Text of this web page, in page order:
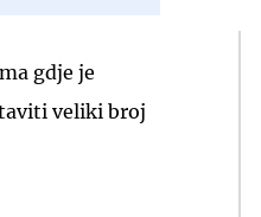
gdje je
veliki broj